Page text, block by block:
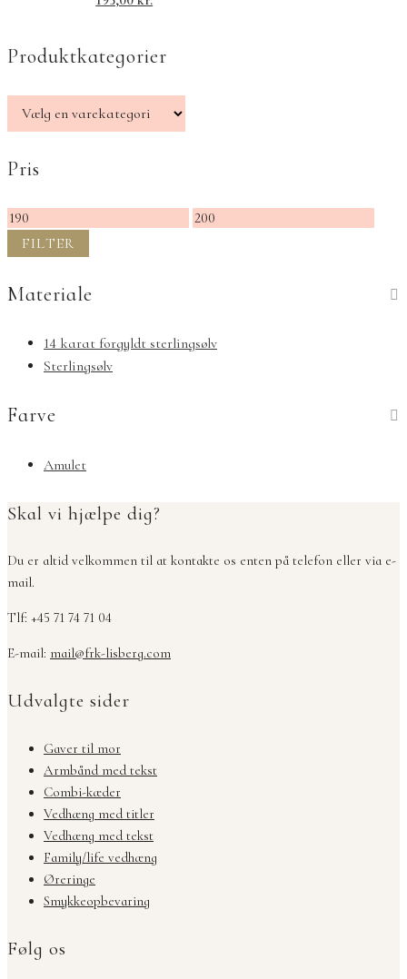
Produktkategorier
Pris
Mindste
pris
Højeste
FILTER
Materiale
14 karat forgyldt sterlingsølv
Sterlingsølv
Farve
Amulet
Skal vi hjælpe dig?
Du er altid velkommen til at kontakte os enten på telefon eller via e-
mail.
Tlf: +45 71 74 71 04
E-mail: mail@frk-lisberg.com
Udvalgte sider
Gaver til mor
Armbånd med tekst
Combi-kæder
Vedhæng med titler
Vedhæng med tekst
Family/life vedhæng
Øreringe
Smykkeopbevaring
Følg os